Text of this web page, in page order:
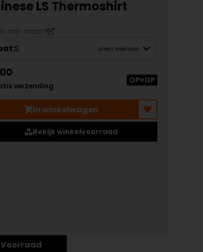
LS Thermoshirt
mijn maat?
S direct leverbaar
verzending
OP=OP
In winkelwagen
Bekijk winkelvoorraad
Voorraad